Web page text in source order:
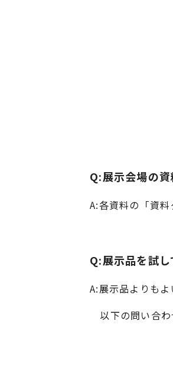
Q:展示会場の
A:各資料の「資
Q:展示品を試
A:展示品よりも
以下の問い合わ